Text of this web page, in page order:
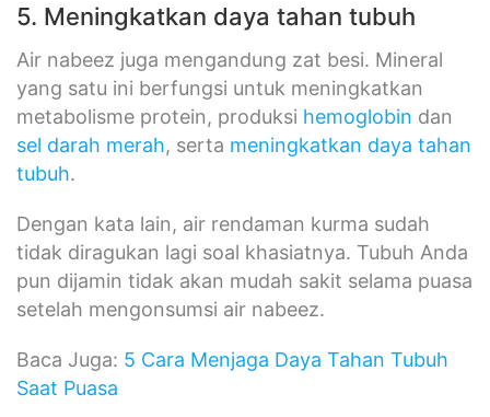
5. Meningkatkan daya tahan tubuh
Air nabeez juga mengandung zat besi. Mineral
yang satu ini berfungsi untuk meningkatkan
metabolisme protein, produksi hemoglobin dan
sel darah merah, serta meningkatkan daya tahan
tubuh.
Dengan kata lain, air rendaman kurma sudah
tidak diragukan lagi soal khasiatnya. Tubuh Anda
pun dijamin tidak akan mudah sakit selama puasa
setelah mengonsumsi air nabeez.
Baca Juga: 5 Cara Menjaga Daya Tahan Tubuh
Saat Puasa